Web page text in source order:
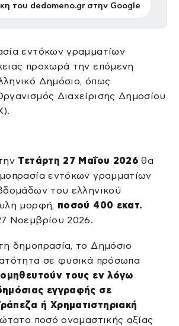
του dedomeno.gr στην Google
εντόκων γραμματίων
προχωρά την επόμενη
Δημόσιο, όπως
Διαχείρισης Δημοσίου
Τετάρτη 27 Μαΐου 2026 θα
εντόκων γραμματίων
του ελληνικού
μορφή, ποσού 400 εκατ.
Νοεμβρίου 2026.
δημοπρασία, το Δημόσιο
σε φυσικά πρόσωπα
τους εν λόγω
εγγραφής σε
ή Χρηματιστηριακή
ποσό ονομαστικής αξίας